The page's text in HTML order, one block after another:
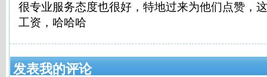
很专业服务态度也很好，特地过来为他们点赞，
工资，哈哈哈
发表我的评论